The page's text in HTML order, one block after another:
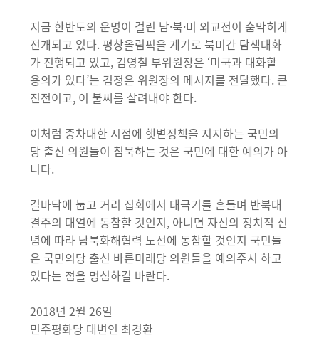
지금 한반도의 운명이 걸린 남·북·미 외교전이 숨막히게
전개되고 있다. 평창올림픽을 계기로 북미간 탐색대화
가 진행되고 있고, 김영철 부위원장은 ‘미국과 대화할
용의가 있다’는 김정은 위원장의 메시지를 전달했다. 큰
진전이고, 이 불씨를 살려내야 한다.
이처럼 중차대한 시점에 햇볕정책을 지지하는 국민의
당 출신 의원들이 침묵하는 것은 국민에 대한 예의가 아
니다.
길바닥에 눕고 거리 집회에서 태극기를 흔들며 반북대
결주의 대열에 동참할 것인지, 아니면 자신의 정치적 신
념에 따라 남북화해협력 노선에 동참할 것인지 국민들
은 국민의당 출신 바른미래당 의원들을 예의주시 하고
있다는 점을 명심하길 바란다.
2018년 2월 26일
민주평화당 대변인 최경환